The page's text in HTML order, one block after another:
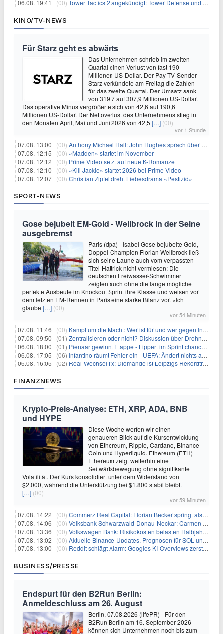
06.08. 19:41 | (00) Tower Tactics 2 angekündigt: Tower Defense und Deckbuilding Kombo kehrt zurück
KINO/TV-NEWS
Für Starz geht es abwärts
Das Unternehmen schrieb im zweiten
Quartal einen Verlust von fast 190
Millionen US-Dollar. Der Pay-TV-Sender
Starz verkündete am Freitag die Zahlen
für das zweite Quartal. Der Umsatz sank
von 319,7 auf 307,9 Millionen US-Dollar.
Das operative Minus vergrößerte sich von 42,6 auf 190,6
Millionen US-Dollar. Der Nettoverlust des Unternehmens stieg in
den Monaten April, Mai und Juni 2026 von 42,5 […] (00)
vor 1 Stunde
07.08. 13:00 | (00) Anthony Michael Hall: John Hughes sprach über eine Fortsetzung von 'The Breakfast Club'
07.08. 12:15 | (00) «Madden» startet im November
07.08. 12:12 | (00) Prime Video setzt auf neue K-Romanze
07.08. 12:10 | (00) «Kill Jackie» startet 2026 bei Prime Video
07.08. 12:07 | (00) Christian Zipfel dreht Liebesdrama «Pestizid»
SPORT-NEWS
Gose bejubelt EM-Gold - Wellbrock in der Seine
ausgebremst
Paris (dpa) - Isabel Gose bejubelte Gold,
Doppel-Champion Florian Wellbrock ließ
sich seine Laune auch vom verpassten
Titel-Hattrick nicht vermiesen: Die
deutschen Freiwasser-Schwimmer
zeigten auch ohne die lange mögliche
perfekte Ausbeute im Knockout Sprint ihre Klasse und weisen vor
dem letzten EM-Rennen in Paris eine starke Bilanz vor. «Ich
glaube […] (00)
vor 54 Minuten
07.08. 11:46 | (00) Kampf um die Macht: Wer ist für und wer gegen Infantino?
07.08. 09:50 | (01) Zentralisieren oder nicht? Diskussion über Drohnenabwehr
06.08. 18:00 | (01) Pienaar gewinnt Etappe - Lippert im Sprint chancenlos
06.08. 17:05 | (06) Infantino räumt Fehler ein - UEFA: Ändert nichts an Boykott
06.08. 16:05 | (02) Real-Wechsel fix: Diomande ist Leipzigs Rekordtransfer
FINANZNEWS
Krypto-Preis-Analyse: ETH, XRP, ADA, BNB
und HYPE
Diese Woche werfen wir einen
genaueren Blick auf die Kursentwicklung
von Ethereum, Ripple, Cardano, Binance
Coin und Hyperliquid. Ethereum (ETH)
Ethereum zeigt weiterhin eine
Seitwärtsbewegung ohne signifikante
Volatilität. Der Kurs konsolidiert unter dem Widerstand von
$2.000, während die Unterstützung bei $1.800 stabil bleibt.
[…] (00)
vor 59 Minuten
07.08. 14:22 | (00) Commerz Real Capital: Florian Becker springt als Leiter ein
07.08. 14:06 | (00) Volksbank Schwarzwald-Donau-Neckar: Carmen Wedam übernimmt Aufsichtsratsvorsitz
07.08. 13:36 | (00) Volkswagen Bank: Risikokosten belasten Halbjahresergebnis
07.08. 13:02 | (00) Aktuelle Binance-Updates, Prognosen für SOL und DOGE: Zusammenfassung vom 7. August
07.08. 13:00 | (00) Reddit schlägt Alarm: Googles KI-Overviews zerstören das Traffic-Geschäftsmodell
BUSINESS/PRESSE
Endspurt für den B2Run Berlin:
Anmeldeschluss am 26. August
Berlin, 07.08.2026 (lifePR) - Für den
B2Run Berlin am 16. September 2026
können sich Unternehmen noch bis zum